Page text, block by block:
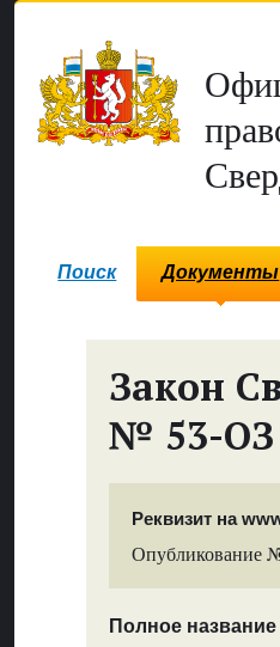
Поиск Документы
Закон
№ 53-ОЗ
Реквизит на
Опубликование
Полное